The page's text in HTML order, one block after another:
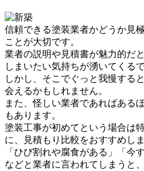
信頼できる塗装業者かどうか見
ことが大切です。
業者の説明や見積書が魅力的だ
しまいたい気持ちが湧いてくるで
しかし、そこでぐっと我慢する
会えるかもしれません。
また、怪しい業者であればある
もあります。
塗装工事が初めてという場合は
に、見積もり比較をおすすめしま
「ひび割れや腐食がある」「今
などと業者に言われてしまうと